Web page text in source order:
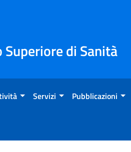
di Sanità
Servizi Pubblicazioni